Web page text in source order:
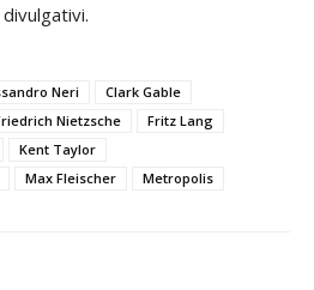
divulgativi.
Neri
Clark Gable
Nietzsche
Fritz Lang
Kent Taylor
Max Fleischer Metropolis